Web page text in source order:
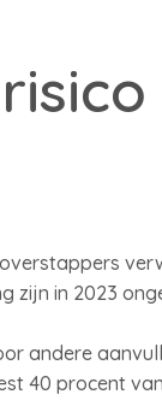
zijn in 2023
andere
40 procent